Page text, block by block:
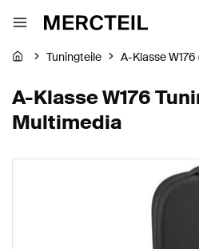
Tuningteile A-Klasse W176
A-Klasse W176
Multimedia